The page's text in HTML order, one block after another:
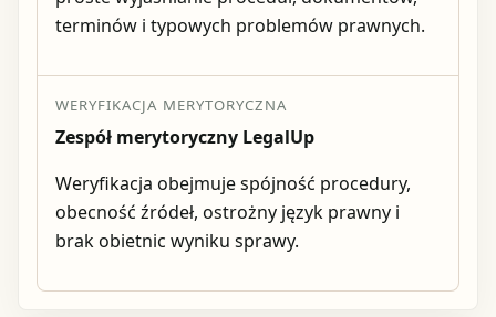
terminów i typowych problemów prawnych.
WERYFIKACJA MERYTORYCZNA
Zespół merytoryczny LegalUp
Weryfikacja obejmuje spójność procedury,
obecność źródeł, ostrożny język prawny i
brak obietnic wyniku sprawy.